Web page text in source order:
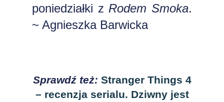
poniedziałki z Rodem Smoka.
~ Agnieszka Barwicka
Sprawdź też: Stranger Things 4
– recenzja serialu. Dziwny jest